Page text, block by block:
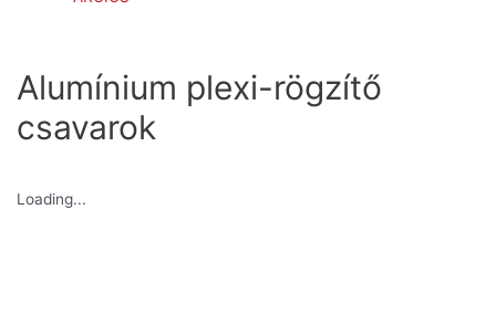
Alumínium plexi-rögzítő
csavarok
Loading...